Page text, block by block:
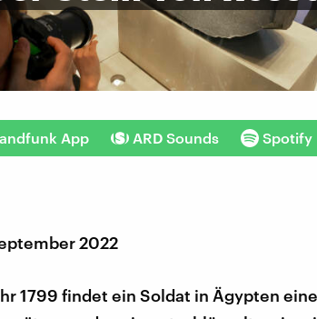
App ARD Sounds Spotify
2022
1799 findet ein Soldat in Ägypten